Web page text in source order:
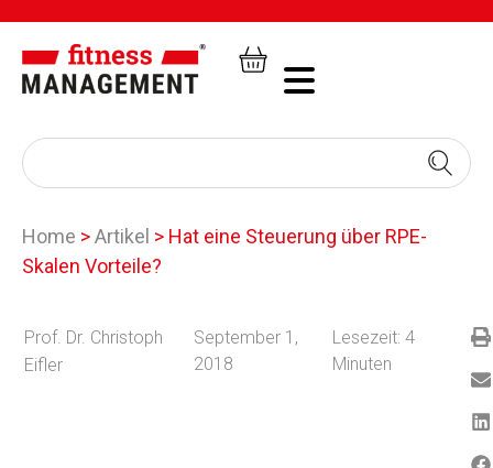
Home >Artikel > Hat eine Steuerung über RPE-
Skalen Vorteile?
Prof. Dr. Christoph
Eifler
September 1,
2018
Lesezeit: 4
Minuten